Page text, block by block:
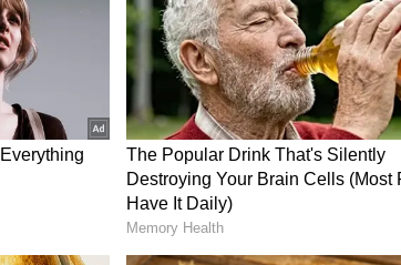
உங்கள்
Settings
புதிய